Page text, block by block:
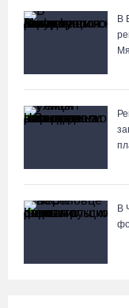
Пострадавшего в ДТП
госпитализировали в
06.08.26 / 12:36
Более 35 тысяч
В Шекснинском
В
В